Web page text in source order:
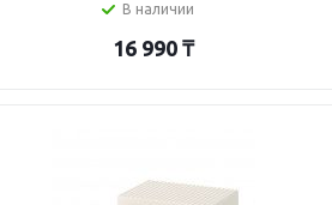
В наличии
16 990₸